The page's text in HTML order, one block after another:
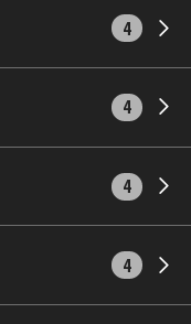
4
4
4
4